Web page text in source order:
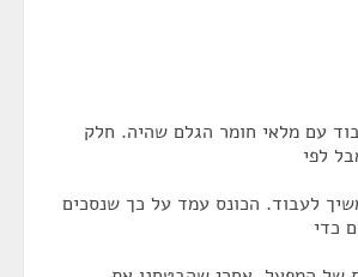
עם מלאי חומר הגלם שהיה. חלק
לפי
לעבוד. הכונס עמד על כך שנסכים
כדי